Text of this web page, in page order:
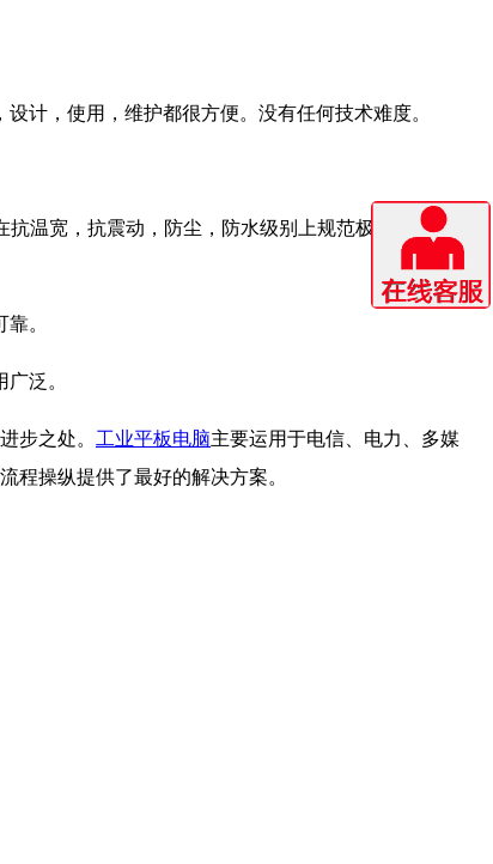
计，使用，维护都很方便。没有任何技术难度。
温宽，抗震动，防尘，防水级别上规范极高。这些基
。
泛。
步之处。 工业平板电脑主要运用于电信、电力、多媒
程操纵提供了最好的解决方案。